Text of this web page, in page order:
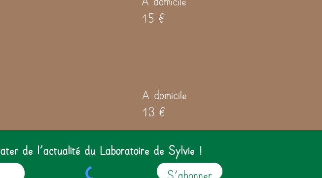
15 €
A domicile
13 €
de l'actualité du Laboratoire de Sylvie !
S'abonner